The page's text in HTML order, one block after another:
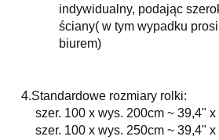
indywidualny, podając
ściany( w tym wypadku
biurem)
4.Standardowe rozmiary rolki:
szer. 100 x wys. 200cm ~ 39,4" x
szer. 100 x wys. 250cm ~ 39,4" x